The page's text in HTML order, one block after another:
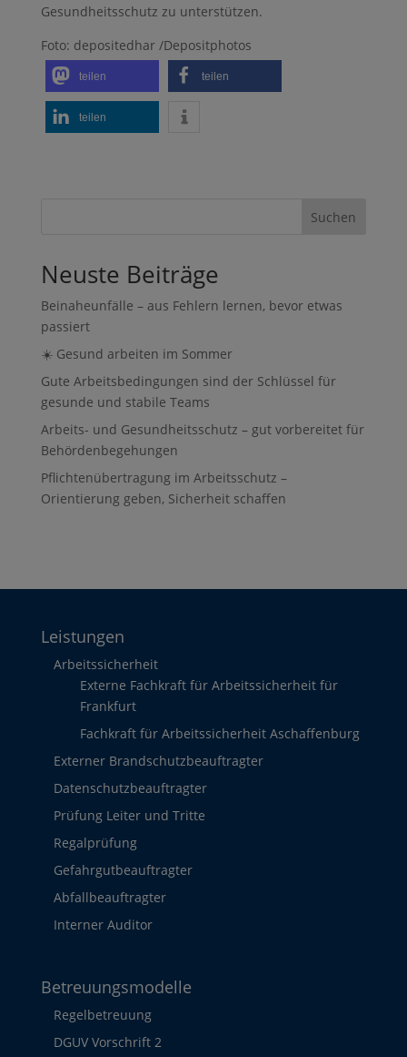
Gesundheitsschutz zu unterstützen.
Foto: depositedhar /Depositphotos
teilen teilen
teilen
Suchen
Neuste Beiträge
Beinaheunfälle – aus Fehlern lernen, bevor etwas
passiert
☀️ Gesund arbeiten im Sommer
Gute Arbeitsbedingungen sind der Schlüssel für
gesunde und stabile Teams
Arbeits- und Gesundheitsschutz – gut vorbereitet für
Behördenbegehungen
Pflichtenübertragung im Arbeitsschutz –
Orientierung geben, Sicherheit schaffen
Leistungen
Arbeitssicherheit
Externe Fachkraft für Arbeitssicherheit für
Frankfurt
Fachkraft für Arbeitssicherheit Aschaffenburg
Externer Brandschutzbeauftragter
Datenschutzbeauftragter
Prüfung Leiter und Tritte
Regalprüfung
Gefahrgutbeauftragter
Abfallbeauftragter
Interner Auditor
Betreuungsmodelle
Regelbetreuung
DGUV Vorschrift 2